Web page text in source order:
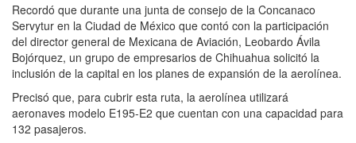
Recordó que durante una junta de consejo de la Concanaco
Servytur en la Ciudad de México que contó con la participación
del director general de Mexicana de Aviación, Leobardo Ávila
Bojórquez, un grupo de empresarios de Chihuahua solicitó la
inclusión de la capital en los planes de expansión de la aerolínea.
Precisó que, para cubrir esta ruta, la aerolínea utilizará
aeronaves modelo E195-E2 que cuentan con una capacidad para
132 pasajeros.